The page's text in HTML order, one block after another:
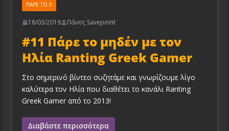
ΠΑΡΕ ΤΟ 0
18/03/2019 Πάνος Savepoint
#11 Πάρε το μηδέν με τον
Ηλία Ranting Greek Gamer
Στο σημερινό βίντεο συζητάμε και γνωρίζουμε λίγο
καλύτερα τον Ηλία που διαθέτει το κανάλι Ranting
Greek Gamer από το 2013!
Διαβάστε περισσότερα